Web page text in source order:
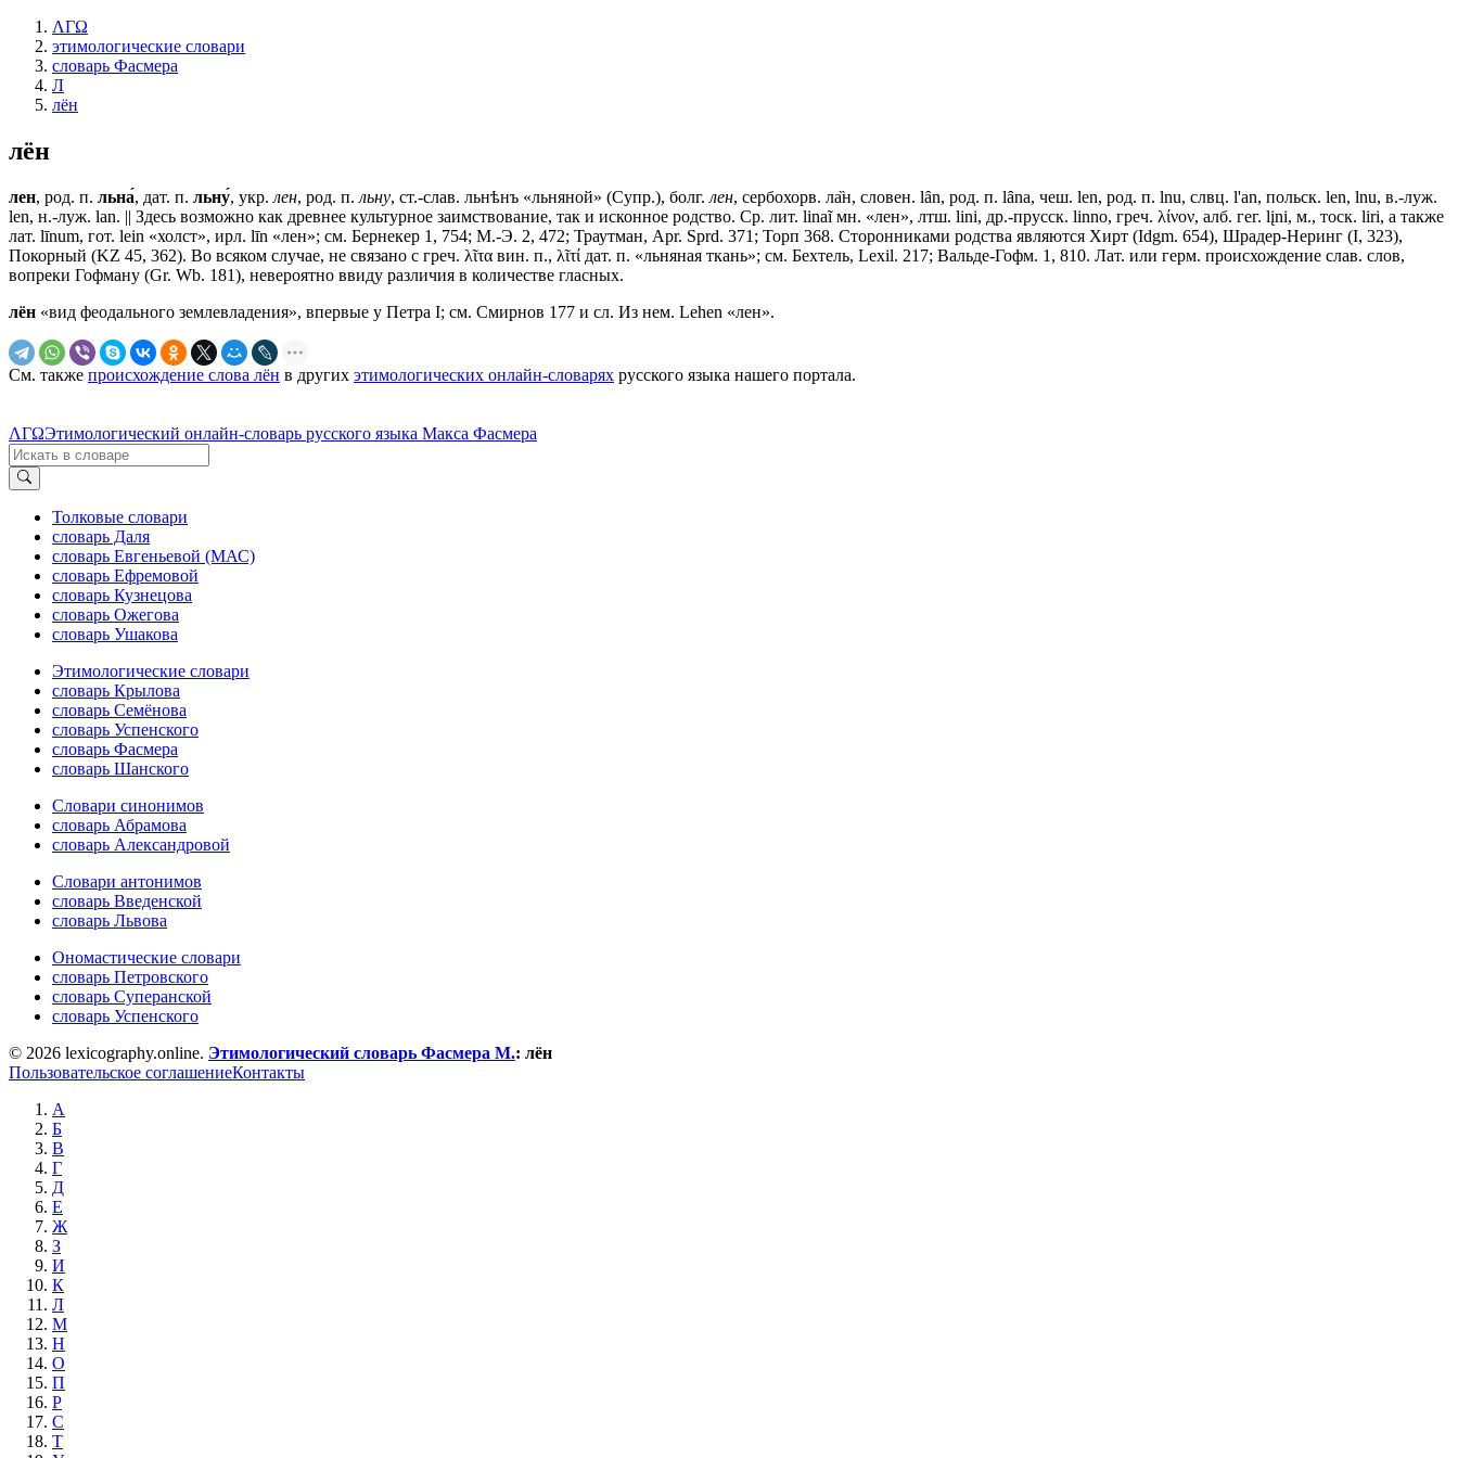
ΛΓΩ
этимологические словари
словарь Фасмера
Л
лён
лён
лен, род. п. льна́, дат. п. льну́, укр. лен, род. п. льну, ст.-слав. льнѣнъ «льняной» (Супр.), болг. лен, сербохорв. ла̏н, словен. lȃn, род. п. lȃnа, чеш. len, род. п. lnu, слвц. l'аn, польск. len, lnu, в.-луж.
len, н.-луж. lan. || Здесь возможно как древнее культурное заимствование, так и исконное родство. Ср. лит. linaĩ мн. «лен», лтш. lini, др.-прусск. linno, греч. λίνον, алб. гег. lįni, м., тоск. liri, а также
лат. līnum, гот. lein «холст», ирл. līn «лен»; см. Бернекер 1, 754; М.-Э. 2, 472; Траутман, Арr. Sprd. 371; Торп 368. Сторонниками родства являются Хирт (Idgm. 654), Шрадер-Неринг (I, 323),
Покорный (KZ 45, 362). Во всяком случае, не связано с греч. λῖτα вин. п., λῖτί дат. п. «льняная ткань»; см. Бехтель, Leхil. 217; Вальде-Гофм. 1, 810. Лат. или герм. происхождение слав. слов,
вопреки Гофману (Gr. Wb. 181), невероятно ввиду различия в количестве гласных.
лён «вид феодального землевладения», впервые у Петра I; см. Смирнов 177 и сл. Из нем. Lеhеn «лен».
См. также происхождение слова лён в других этимологических онлайн-словарях русского языка нашего портала.
ΛΓΩЭтимологический онлайн-словарь русского языка Макса Фасмера
Толковые словари
словарь Даля
словарь Евгеньевой (МАС)
словарь Ефремовой
словарь Кузнецова
словарь Ожегова
словарь Ушакова
Этимологические словари
словарь Крылова
словарь Семёнова
словарь Успенского
словарь Фасмера
словарь Шанского
Словари синонимов
словарь Абрамова
словарь Александровой
Словари антонимов
словарь Введенской
словарь Львова
Ономастические словари
словарь Петровского
словарь Суперанской
словарь Успенского
© 2026 lexicography.online. Этимологический словарь Фасмера М.: лён
Пользовательское соглашениеКонтакты
А
Б
В
Г
Д
Е
Ж
З
И
К
Л
М
Н
О
П
Р
С
Т